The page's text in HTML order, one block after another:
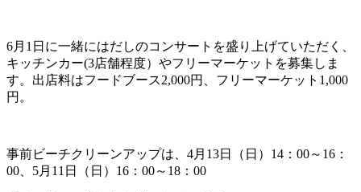
6月1日に一緒にはだしのコンサートを盛り上げていただく、
キッチンカー(3店舗程度）やフリーマーケットを募集しま
す。出店料はフードブース2,000円、フリーマーケット1,000
円。
事前ビーチクリーンアップは、4月13日（日）14：00～16：
00、5月11日（日）16：00～18：00